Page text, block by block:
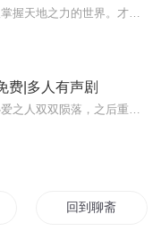
费|多人有声剧
回到聊斋